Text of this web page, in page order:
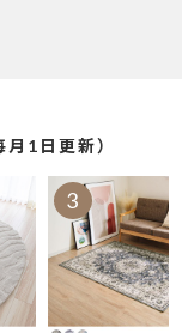
1日更新）